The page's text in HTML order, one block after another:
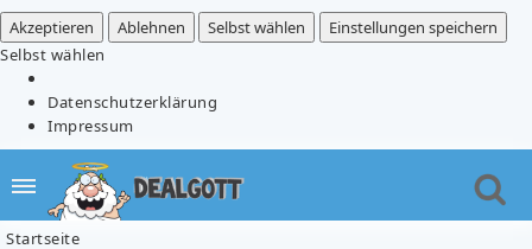
Akzeptieren
Ablehnen Selbst wählen
Einstellungen speichern
Selbst wählen
Datenschutzerklärung
Impressum
Startseite